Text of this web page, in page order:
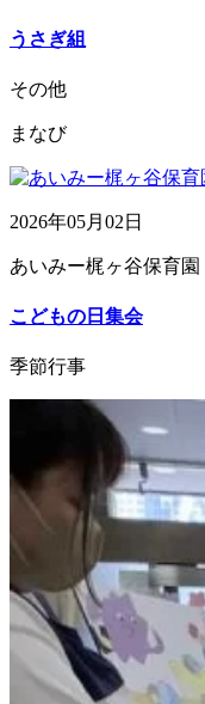
うさぎ組
その他
まなび
2026年05月02日
あいみー梶ヶ谷保育園
こどもの日集会
季節行事